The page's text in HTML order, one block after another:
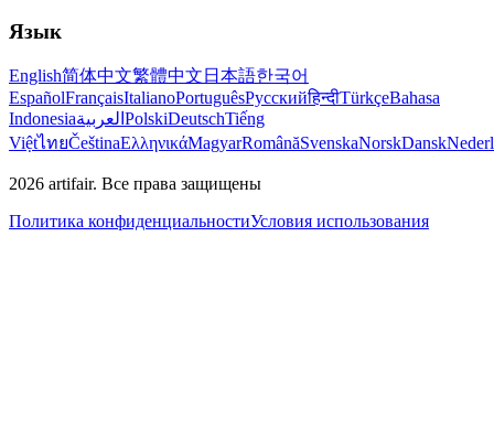
Язык
English简体中文繁體中文 日本語한국어
EspañolFrançaisItalianoPortuguêsРусскийहिन्दीTürkçeBahasa
Indonesiaالعربية PolskiDeutschTiếng
ViệtไทยČeštinaΕλληνικάMagyarRomânăSvenskaNorskDansk
2026 artifair. Все права защищены
Политика конфиденциальностиУсловия использования